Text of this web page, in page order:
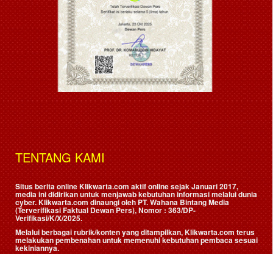
TENTANG KAMI
Situs berita online Klikwarta.com aktif online sejak Januari 2017,
media ini didirikan untuk menjawab kebutuhan informasi melalui dunia
cyber. Klikwarta.com dinaungi oleh PT. Wahana Bintang Media
(Terverifikasi Faktual Dewan Pers), Nomor : 363/DP-
Verifikasi/K/X/2025.
Melalui berbagai rubrik/konten yang ditampilkan, Klikwarta.com terus
melakukan pembenahan untuk memenuhi kebutuhan pembaca sesuai
kekiniannya.